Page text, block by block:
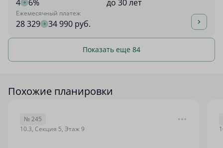
4 6% до 30 лет
Ежемесячный платеж
28 329 34 990 руб.
Показать еще 84
Похожие планировки
№ 245
10.3, Секция 5, Этаж 9